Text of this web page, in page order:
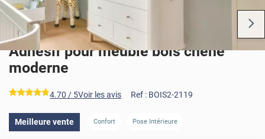
Adhésif pour meuble bois chêne
moderne
*****
4.70 / 5Voir les avis Ref : BOIS2-2119
Meilleure vente Confort Pose Intérieure